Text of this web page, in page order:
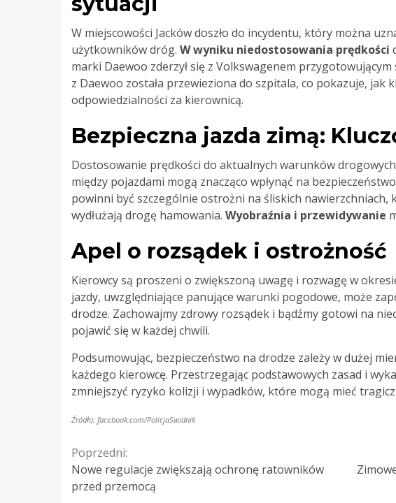
W miejscowości Jacków doszło do incydentu, który można
użytkowników dróg. W wyniku niedostosowania prędkości
marki Daewoo zderzył się z Volkswagenem
z Daewoo została przewieziona do szpitala, co pokazuje, jak
odpowiedzialności za kierownicą.
Bezpieczna jazda zimą:
Dostosowanie prędkości do aktualnych warunków
między pojazdami mogą znacząco wpłynąć na
powinni być szczególnie ostrożni na śliskich
wydłużają drogę hamowania. Wyobraźnia i przewidywanie
Apel o rozsądek i ostrożność
Kierowcy są proszeni o zwiększoną uwagę i rozwagę w
jazdy, uwzględniające panujące warunki pogodowe, może
drodze. Zachowajmy zdrowy rozsądek i bądźmy gotowi na
pojawić się w każdej chwili.
Podsumowując, bezpieczeństwo na drodze zależy w dużej
każdego kierowcę. Przestrzegając podstawowych zasad i
zmniejszyć ryzyko kolizji i wypadków, które mogą mieć
Źródło: facebook.com/PolicjaSwidnik
Continue
Reading
Poprzedni:
Nowe regulacje zwiększają ochronę ratowników
przed przemocą